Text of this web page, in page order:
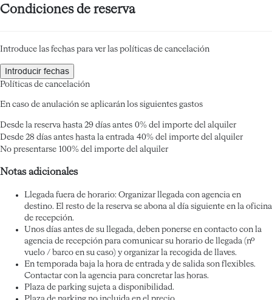
Condiciones de reserva
Introduce las fechas para ver las políticas de cancelación
Introducir fechas
Políticas de cancelación
En caso de anulación se aplicarán los siguientes gastos
Desde la reserva hasta 29 días antes 0% del importe del alquiler
Desde 28 días antes hasta la entrada 40% del importe del alquiler
No presentarse 100% del importe del alquiler
Notas adicionales
Llegada fuera de horario: Organizar llegada con agencia en
destino. El resto de la reserva se abona al día siguiente en la oficina
de recepción.
Unos días antes de su llegada, deben ponerse en contacto con la
agencia de recepción para comunicar su horario de llegada (nº
vuelo / barco en su caso) y organizar la recogida de llaves.
En temporada baja la hora de entrada y de salida son flexibles.
Contactar con la agencia para concretar las horas.
Plaza de parking sujeta a disponibilidad.